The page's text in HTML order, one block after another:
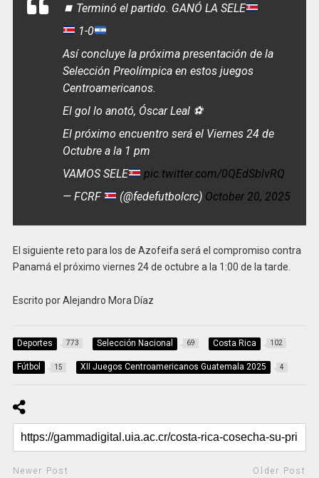
⏹️ Terminó el partido. GANÓ LA SELE
1-0
Así concluye la próxima presentación de la
Selección Preolímpica en estos juegos
Centroamericanos.
El gol lo anotó, Óscar Leal ⚽️
El próximo encuentro será el Viernes 24 de
Octubre a la 1 pm
VAMOS SELE
pic.twitter.com/0QEdSblvRQ
— FCRF
(@fedefutbolcrc) October 20, 2025
El siguiente reto para los de Azofeifa será el compromiso contra
Panamá el próximo viernes 24 de octubre a la 1:00 de la tarde.
Escrito por Alejandro Mora Díaz
Deportes 773 Selección Nacional 69 Costa Rica 102
Fútbol 15 XII Juegos Centroamericanos Guatemala 2025 4
Newer Post Older Post